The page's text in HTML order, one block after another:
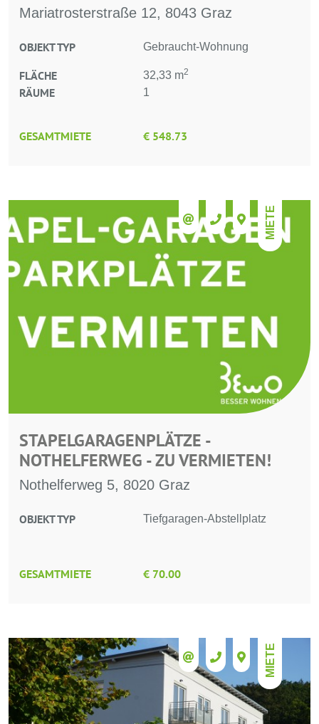
Mariatrosterstraße 12, 8043 Graz
OBJEKT TYP Gebraucht-Wohnung
FLÄCHE 32,33 m2
RÄUME 1
GESAMTMIETE € 548.73
MIETE
STAPELGARAGENPLÄTZE -
NOTHELFERWEG - ZU VERMIETEN!
Nothelferweg 5, 8020 Graz
OBJEKT TYP Tiefgaragen-Abstellplatz
GESAMTMIETE € 70.00
MIETE